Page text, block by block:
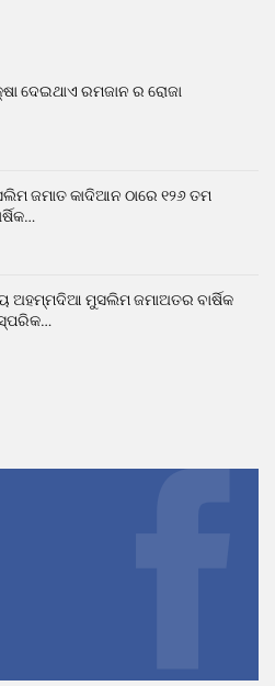
ଦେଇଥାଏ ରମଜାନ ର ରୋଜା
ଜମାତ କାଦିଆନ ଠାରେ ୧୨୬ ତମ
ଅହମ୍ମଦିଆ ମୁସଲିମ ଜମାଅତର ବାର୍ଷିକ